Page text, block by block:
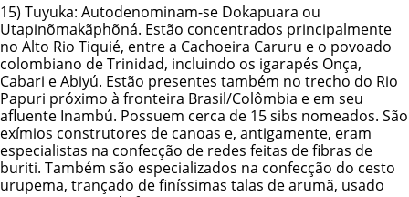
15) Tuyuka: Autodenominam-se Dokapuara ou
Utapinõmakãphõná. Estão concentrados principalmente
no Alto Rio Tiquié, entre a Cachoeira Caruru e o povoado
colombiano de Trinidad, incluindo os igarapés Onça,
Cabari e Abiyú. Estão presentes também no trecho do Rio
Papuri próximo à fronteira Brasil/Colômbia e em seu
afluente Inambú. Possuem cerca de 15 sibs nomeados. São
exímios construtores de canoas e, antigamente, eram
especialistas na confecção de redes feitas de fibras de
buriti. Também são especializados na confecção do cesto
urupema, trançado de finíssimas talas de arumã, usado